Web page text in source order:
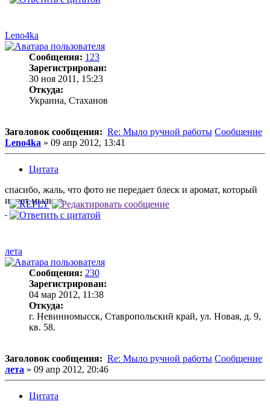
Leno4ka
Сообщения: 123
Зарегистрирован:
30 ноя 2011, 15:23
Откуда:
Украина, Стаханов
Заголовок сообщения: Re: Мыло ручной работы Сообщение
Leno4ka » 09 апр 2012, 13:41
Цитата
спасибо, жаль, что фото не передает блеск и аромат, который
имеет мыльце
лета
Сообщения: 230
Зарегистрирован:
04 мар 2012, 11:38
Откуда:
г. Невинномысск, Ставропольский край, ул. Новая, д. 9,
кв. 58.
Заголовок сообщения: Re: Мыло ручной работы Сообщение
лета » 09 апр 2012, 20:46
Цитата